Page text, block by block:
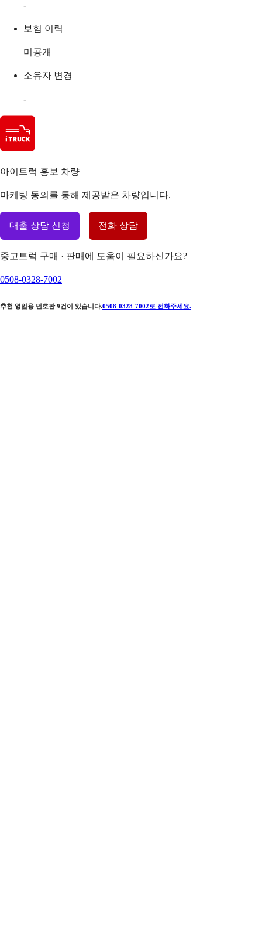
-
보험 이력
미공개
소유자 변경
-
아이트럭 홍보 차량
마케팅 동의를 통해 제공받은 차량입니다.
대출 상담 신청 전화 상담
중고트럭 구매 · 판매에 도움이 필요하신가요?
0508-0328-7002
추천 영업용 번호판 9건이 있습니다.0508-0328-7002 로 전화주세요.